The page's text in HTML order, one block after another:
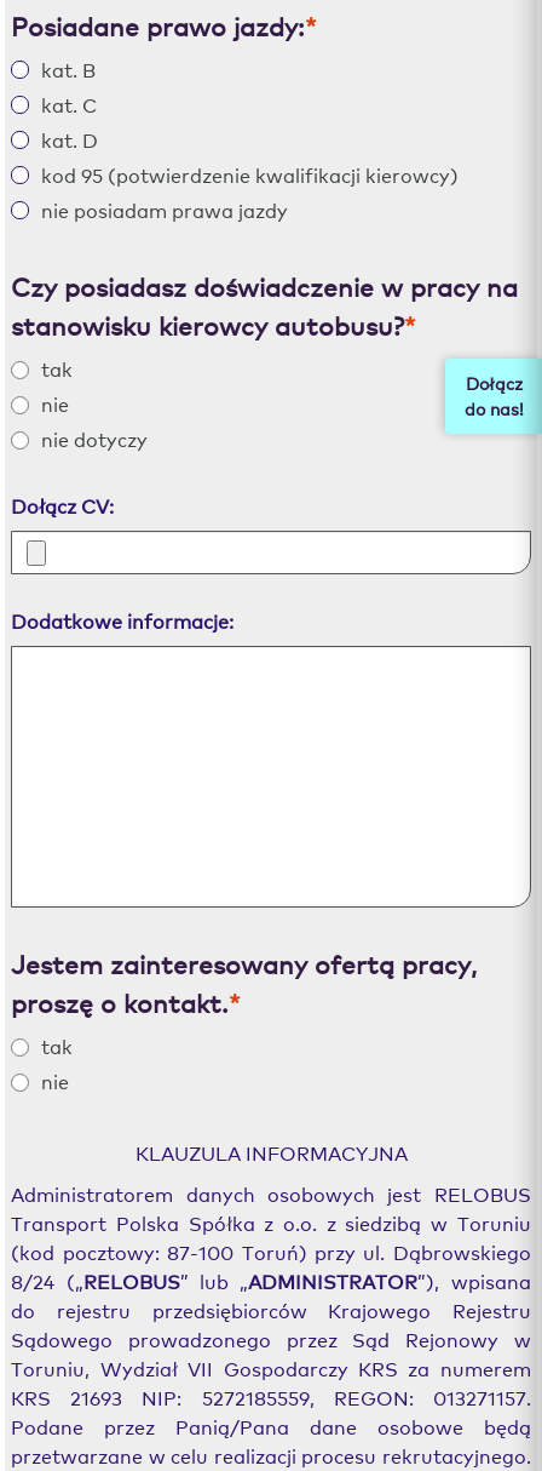
Posiadane prawo jazdy:*
kat. B
kat. C
kat. D
kod 95 (potwierdzenie kwalifikacji kierowcy)
nie posiadam prawa jazdy
Czy posiadasz doświadczenie w pracy na
stanowisku kierowcy autobusu?*
tak
nie
nie dotyczy
Dołącz CV:
Dodatkowe informacje:
Jestem zainteresowany ofertą pracy,
proszę o kontakt.*
tak
nie
KLAUZULA INFORMACYJNA
Administratorem danych osobowych jest RELOBUS
Transport Polska Spółka z o.o. z siedzibą w Toruniu
(kod pocztowy: 87-100 Toruń) przy ul. Dąbrowskiego
8/24 („RELOBUS” lub „ADMINISTRATOR”), wpisana
do rejestru przedsiębiorców Krajowego Rejestru
Sądowego prowadzonego przez Sąd Rejonowy w
Toruniu, Wydział VII Gospodarczy KRS za numerem
KRS 21693 NIP: 5272185559, REGON: 013271157.
Podane przez Panią/Pana dane osobowe będą
przetwarzane w celu realizacji procesu rekrutacyjnego.
Dołącz
do nas!